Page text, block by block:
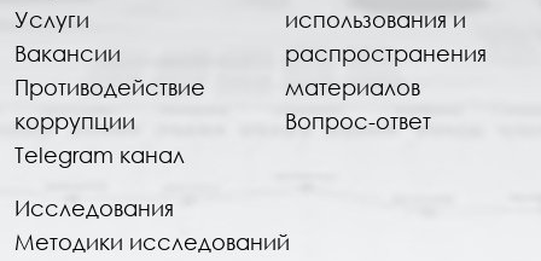
Услуги
Вакансии
Противодействие
коррупции
Telegram канал
использования и
распространения
материалов
Вопрос-ответ
Исследования
Методики исследований